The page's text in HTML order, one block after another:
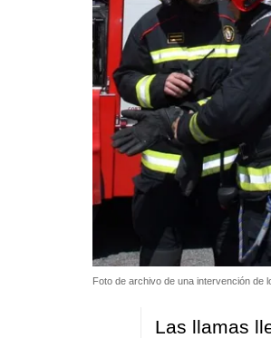
Foto de archivo de una intervención de
Las llamas